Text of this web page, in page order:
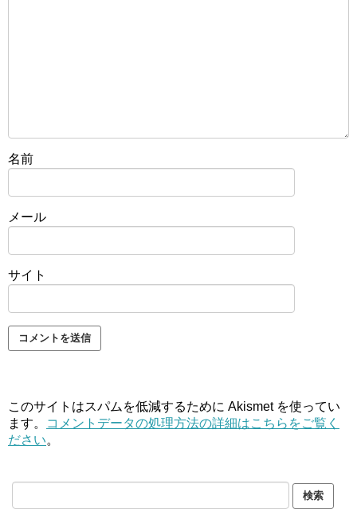
名前
メール
サイト
このサイトはスパムを低減するために Akismet を使ってい
ます。
コメントデータの処理方法の詳細はこちらをご覧く
ださい。